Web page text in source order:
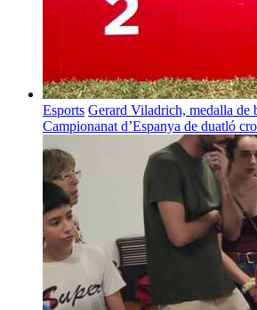
Esports Gerard Viladrich, medalla de
Campionanat d’Espanya de duatló